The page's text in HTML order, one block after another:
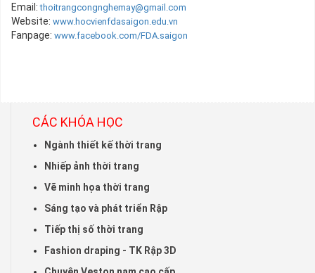
Email:thoitrangcongnghemay@gmail.com
Website: www.hocvienfdasaigon.edu.vn
Fanpage: www.facebook.com/FDA.saigon
CÁC KHÓA HỌC
Ngành thiết kế thời trang
Nhiếp ảnh thời trang
Vẽ minh họa thời trang
Sáng tạo và phát triển Rập
Tiếp thị số thời trang
Fashion draping - TK Rập 3D